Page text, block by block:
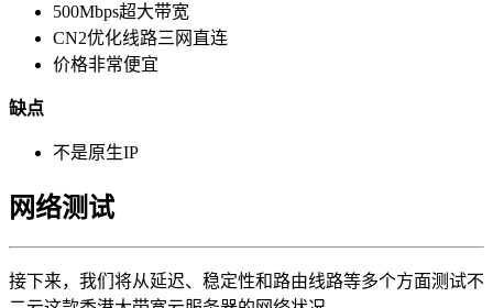
500Mbps超大带宽
CN2优化线路三网直连
价格非常便宜
缺点
不是原生IP
网络测试
接下来，我们将从延迟、稳定性和路由线路等多个方面测试不